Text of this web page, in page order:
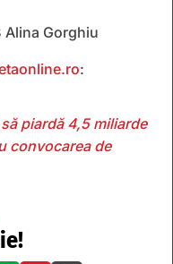
Alina Gorghiu
:
piardă 4,5 miliarde
convocarea de